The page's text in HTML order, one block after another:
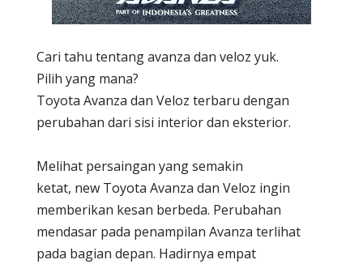
Cari tahu tentang avanza dan veloz yuk.
Pilih yang mana?
Toyota Avanza dan Veloz terbaru dengan
perubahan dari sisi interior dan eksterior.
Melihat persaingan yang semakin
ketat, new Toyota Avanza dan Veloz ingin
memberikan kesan berbeda. Perubahan
mendasar pada penampilan Avanza terlihat
pada bagian depan. Hadirnya empat